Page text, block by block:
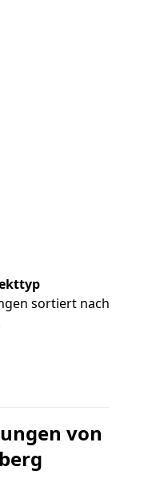
sortiert nach
von